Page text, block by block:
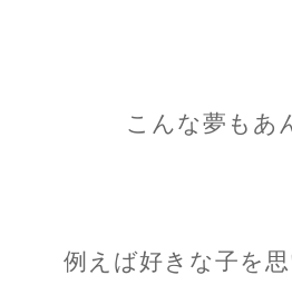
こんな夢もあ
例えば好きな子を